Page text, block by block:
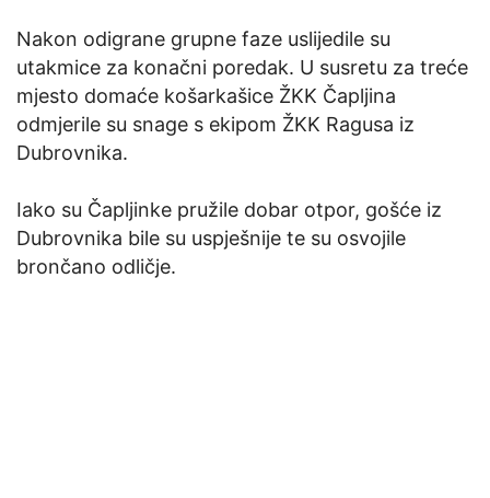
Nakon odigrane grupne faze uslijedile su
utakmice za konačni poredak. U susretu za treće
mjesto domaće košarkašice ŽKK Čapljina
odmjerile su snage s ekipom ŽKK Ragusa iz
Dubrovnika.
Iako su Čapljinke pružile dobar otpor, gošće iz
Dubrovnika bile su uspješnije te su osvojile
brončano odličje.